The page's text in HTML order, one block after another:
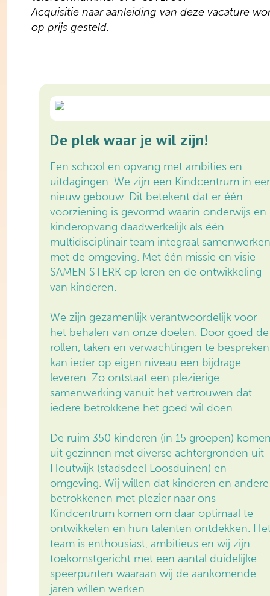
Acquisitie naar aanleiding van deze vacature
op prijs gesteld.
De plek waar je wil zijn!
Een school en opvang met ambities en
uitdagingen. We zijn een Kindcentrum in
nieuw gebouw. Dit betekent dat er één
voorziening is gevormd waarin onderwijs en
kinderopvang daadwerkelijk als één
multidisciplinair team integraal
met de omgeving. Met één missie en visie
SAMEN STERK op leren en de ontwikkeling
van kinderen.
We zijn gezamenlijk verantwoordelijk voor
het behalen van onze doelen. Door goed de
rollen, taken en verwachtingen te bespreken
kan ieder op eigen niveau een bijdrage
leveren. Zo ontstaat een plezierige
samenwerking vanuit het vertrouwen dat
iedere betrokkene het goed wil doen.
De ruim 350 kinderen (in 15 groepen)
uit gezinnen met diverse achtergronden uit
Houtwijk (stadsdeel Loosduinen) en
omgeving. Wij willen dat kinderen en andere
betrokkenen met plezier naar ons
Kindcentrum komen om daar optimaal te
ontwikkelen en hun talenten ontdekken.
team is enthousiast, ambitieus en wij zijn
toekomstgericht met een aantal duidelijke
speerpunten waaraan wij de aankomende
jaren willen werken.